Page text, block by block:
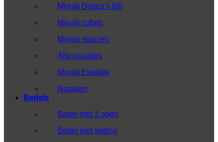
Miyuki Delica’s 8/0
Miyuki cubes
Miyuki spacers
Alle rocailles
Miyuki Elastiek
Naalden
Bedels
Bedel met 2 ogen
Bedel met setting